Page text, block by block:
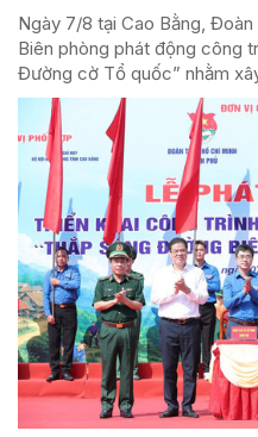
Ngày 7/8 tại Cao Bằng,
Biên phòng phát động công
Đường cờ Tổ quốc” nhằm